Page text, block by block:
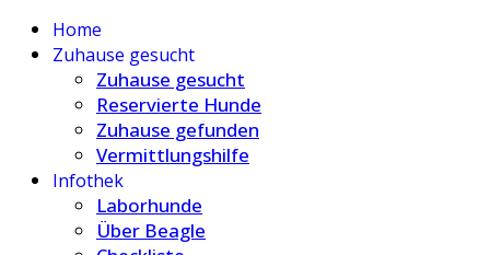
Home
Zuhause gesucht
Zuhause gesucht
Reservierte Hunde
Zuhause gefunden
Vermittlungshilfe
Infothek
Laborhunde
Über Beagle